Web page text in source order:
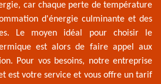
car chaque perte de température
d'énergie culminante et des
Le moyen idéal pour choisir le
est alors de faire appel aux
Pour vos besoins, notre entreprise
est votre service et vous offre un tarif